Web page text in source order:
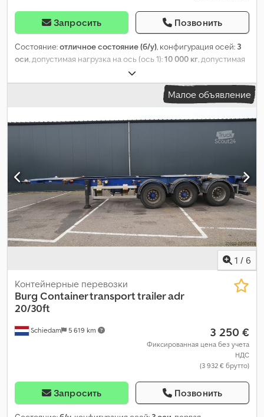
Запросить Позвонить
Состояние:отличное состояние (б/у), конфигурация осей: 3
оси, допустимая нагрузка на ось (ось 1):10 000 кг, допустимая
9 000 кг, допустимая нагрузка на ось
(ось 3):9 000 кг, первая регистрация:03/1990, длина грузового
, ширина пространства для загрузки:2 450
общая ширина:2 500 мм, общая высота:3 280 мм, подвеска:
275/70 R22.5 4 870 мм,
Малое объявление
1 / 6
Schiedam 5 619 km
Контейнерные перевозки
Burg Container transport trailer adr
20/30ft
3 250 €
Фиксированная цена без учета
НДС
(3 932 € брутто)
Запросить Позвонить